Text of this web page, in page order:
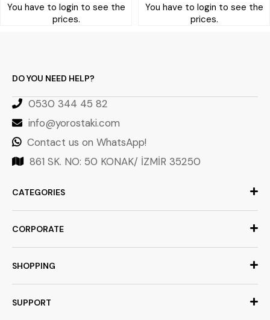
You have to login to see the
prices.
You have to login to see the
prices.
DO YOU NEED HELP?
0530 344 45 82
info@yorostaki.com
Contact us on WhatsApp!
861 SK. NO: 50 KONAK/ İZMİR 35250
CATEGORIES
CORPORATE
SHOPPING
SUPPORT